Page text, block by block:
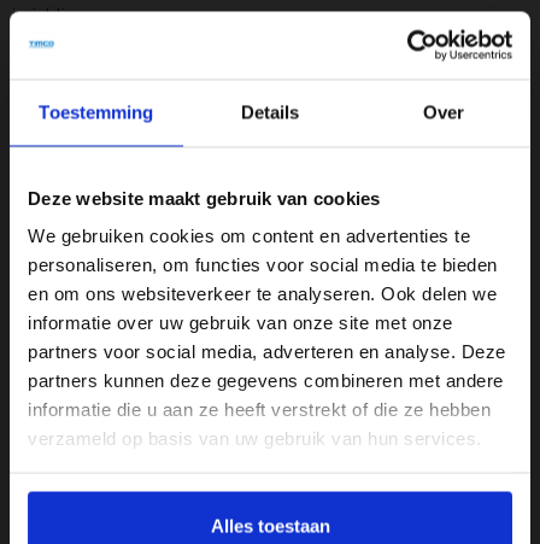
Toestemming Details Over
Deze website maakt gebruik van cookies
We gebruiken cookies om content en advertenties te
personaliseren, om functies voor social media te bieden
en om ons websiteverkeer te analyseren. Ook delen we
informatie over uw gebruik van onze site met onze
partners voor social media, adverteren en analyse. Deze
partners kunnen deze gegevens combineren met andere
informatie die u aan ze heeft verstrekt of die ze hebben
verzameld op basis van uw gebruik van hun services.
Alles toestaan
inrichting.
Specificaties
Afmeting
Breedte (cm)
60 cm
Hoogte
80 cm
Kleur